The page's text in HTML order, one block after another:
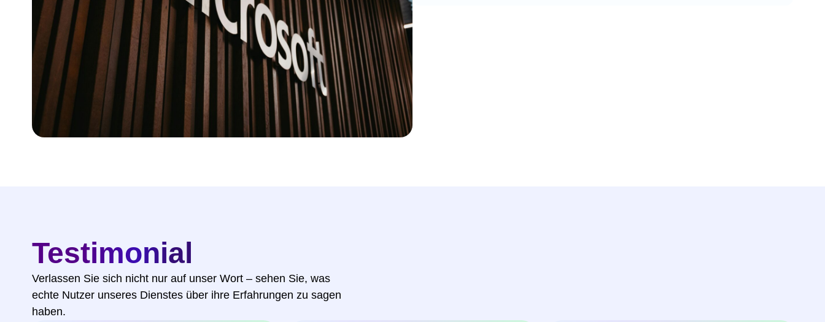
Testimonial
Verlassen Sie sich nicht nur auf unser Wort – sehen Sie, was
echte Nutzer unseres Dienstes über ihre Erfahrungen zu sagen
haben.